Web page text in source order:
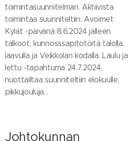
toimintasuunnitelman. Aktiivista
toimintaa suunniteltiin: Avoimet
Kylät -päivänä 8.6.2024 jälleen
talkoot, kunnosssapitotöitä talolla,
laavulla ja Veikkolan kodalla. Laulu ja
lettu -tapahtuma 24.7.2024,
nuottailtaa suunniteltiin elokuulle,
pikkujouluja...
Johtokunnan